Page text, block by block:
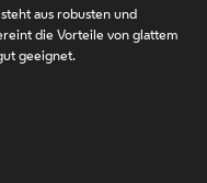
aus robusten und
die Vorteile von glattem
geeignet.